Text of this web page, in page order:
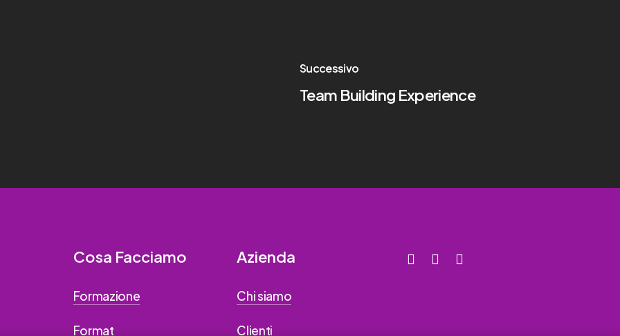
Successivo
Team Building Experience
Cosa Facciamo
Formazione
Format
Azienda
Chi siamo
Clienti